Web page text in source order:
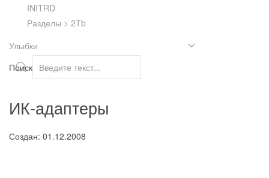
ИК-адаптеры
Создан: 01.12.2008
INITRD
Разделы > 2Tb
Улыбки
Поиск